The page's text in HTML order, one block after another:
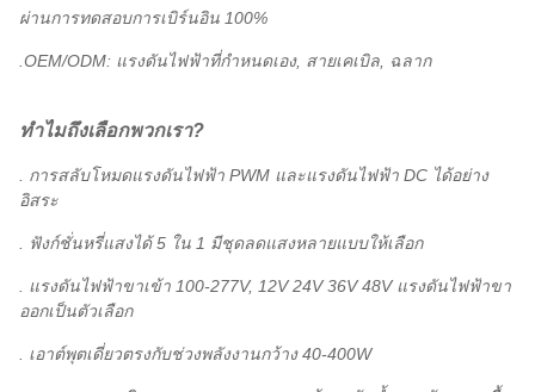
ผ่านการทดสอบการเบิร์นอิน 100%
.OEM/ODM: แรงดันไฟฟ้าที่กำหนดเอง, สายเคเบิล, ฉลาก
ทำไมถึงเลือกพวกเรา?
. การสลับโหมดแรงดันไฟฟ้า PWM และแรงดันไฟฟ้า DC ได้อย่าง
อิสระ
. ฟังก์ชั่นหรี่แสงได้ 5 ใน 1 มีชุดลดแสงหลายแบบให้เลือก
. แรงดันไฟฟ้าขาเข้า 100-277V, 12V 24V 36V 48V แรงดันไฟฟ้าขา
ออกเป็นตัวเลือก
. เอาต์พุตเดี่ยวตรงกับช่วงพลังงานกว้าง 40-400W